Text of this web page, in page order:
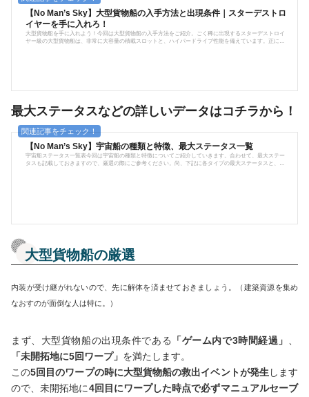
【No Man’s Sky】大型貨物船の入手方法と出現条件｜スターデストロ
イヤーを手に入れろ！
大型貨物船を手に入れよう！今回は大型貨物船の入手方法をご紹介。ごく稀に出現するスターデストロイ
ヤー級の大型貨物船は、非常に大容量の積載スロットと、ハイパードライブ性能を備えています。正に船
最大ステータスなどの詳しいデータはコチラから！
【No Man’s Sky】宇宙船の種類と特徴、最大ステータス一覧
宇宙船ステータス一覧表今回は宇宙船の種類と特徴についてご紹介していきます。合わせて、最大ステー
タスも記載しておきますので、厳選の際にご参考ください。尚、下記に各タイプの最大ステータスと、出
大型貨物船の厳選
内装が受け継がれないので、先に解体を済ませておきましょう。（建築資源を集め
なおすのが面倒な人は特に。）
まず、大型貨物船の出現条件である 「ゲーム内で3時間経過」
「未開拓地に5回ワープ」 を満たします。
この5回目のワープの時に大型貨物船の救出イベントが発生 します
ので、未開拓地に4回目にワープした時点で必ずマニュアルセーブ